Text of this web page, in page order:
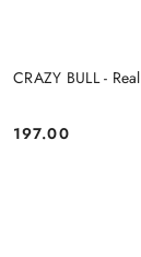
CRAZY BULL -
Cena:
197.00